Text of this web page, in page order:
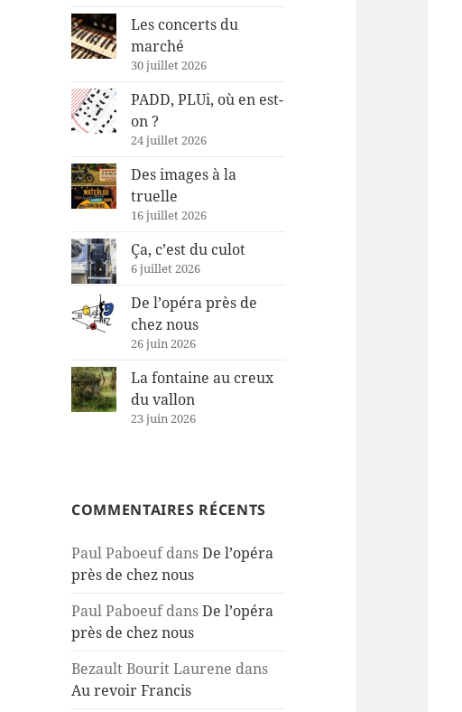
Les concerts du
marché
30 juillet 2026
PADD, PLUi, où en est-
on ?
24 juillet 2026
Des images à la
truelle
16 juillet 2026
Ça, c’est du culot
6 juillet 2026
De l’opéra près de
chez nous
26 juin 2026
La fontaine au creux
du vallon
23 juin 2026
COMMENTAIRES RÉCENTS
Paul PaboeufdansDe l’opéra
près de chez nous
Paul PaboeufdansDe l’opéra
près de chez nous
Bezault Bourit Laurene dans
Au revoir Francis